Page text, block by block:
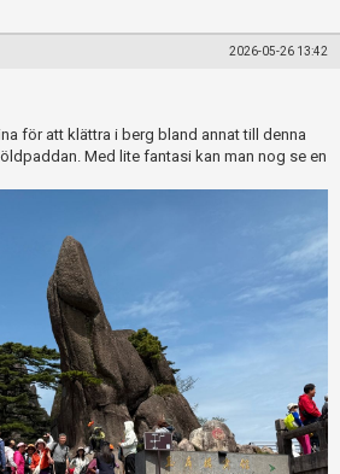
2026-05-26 13:42
för att klättra i berg bland annat till denna
Med lite fantasi kan man nog se en